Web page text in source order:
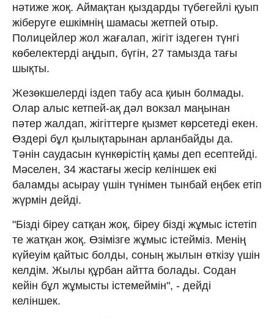
нәтиже жоқ. Аймақтан қыздарды түбегейлі қуып
жіберуге ешкімнің шамасы жетпей отыр.
Полицейлер жол жағалап, жігіт іздеген түнгі
көбелектерді аңдып, бүгін, 27 тамызда тағы
шықты.
Жезөкшелерді іздеп табу аса қиын болмады.
Олар алыс кетпей-ақ дәл вокзал маңынан
пәтер жалдап, жігіттерге қызмет көрсетеді екен.
Өздері бұл қылықтарынан арланбайды да.
Тәнін саудасын күнкөрістің қамы деп есептейді.
Мәселен, 34 жастағы жесір келіншек екі
баламды асырау үшін түнімен тынбай еңбек етіп
жүрмін дейді.
"Бізді біреу сатқан жоқ, біреу бізді жұмыс істетіп
те жатқан жоқ. Өзімізге жұмыс істейміз. Менің
күйеуім қайтыс болды, соның жылын өткізу үшін
келдім. Жылы құрбан айтта болады. Содан
кейін бұл жұмысты істемеймін", - дейді
келіншек.